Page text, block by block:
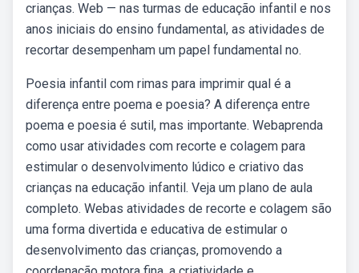
crianças. Web — nas turmas de educação infantil e nos
anos iniciais do ensino fundamental, as atividades de
recortar desempenham um papel fundamental no.
Poesia infantil com rimas para imprimir qual é a
diferença entre poema e poesia? A diferença entre
poema e poesia é sutil, mas importante. Webaprenda
como usar atividades com recorte e colagem para
estimular o desenvolvimento lúdico e criativo das
crianças na educação infantil. Veja um plano de aula
completo. Webas atividades de recorte e colagem são
uma forma divertida e educativa de estimular o
desenvolvimento das crianças, promovendo a